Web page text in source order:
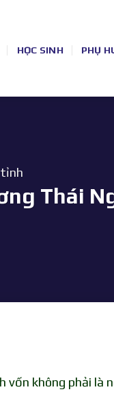
HỌC SINH PHỤ
tỉnh
Thái
vốn không phải là